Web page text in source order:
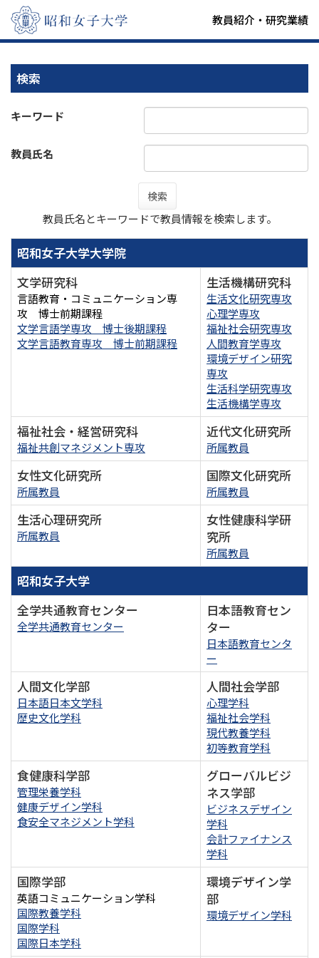
教員紹介・研究業績
検索
キーワード
教員氏名
検索
教員氏名とキーワードで教員情報を検索します。
昭和女子大学大学院
文学研究科
言語教育・コミュニケーション専
攻 博士前期課程
文学言語学専攻 博士後期課程
文学言語教育専攻 博士前期課程
生活機構研究科
生活文化研究専攻
心理学専攻
福祉社会研究専攻
人間教育学専攻
環境デザイン研究
専攻
生活科学研究専攻
生活機構学専攻
福祉社会・経営研究科
福祉共創マネジメント専攻
近代文化研究所
所属教員
女性文化研究所
所属教員
国際文化研究所
所属教員
生活心理研究所
所属教員
女性健康科学研
究所
所属教員
昭和女子大学
全学共通教育センター
全学共通教育センター
日本語教育セン
ター
日本語教育センタ
ー
人間文化学部
日本語日本文学科
歴史文化学科
人間社会学部
心理学科
福祉社会学科
現代教養学科
初等教育学科
食健康科学部
管理栄養学科
健康デザイン学科
食安全マネジメント学科
グローバルビジ
ネス学部
ビジネスデザイン
学科
会計ファイナンス
学科
国際学部
英語コミュニケーション学科
国際教養学科
国際学科
国際日本学科
環境デザイン学
部
環境デザイン学科